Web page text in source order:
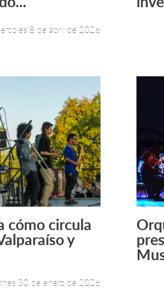
8 de abril de 2026
Leer más +
cómo circula
y
30 de enero de 2026